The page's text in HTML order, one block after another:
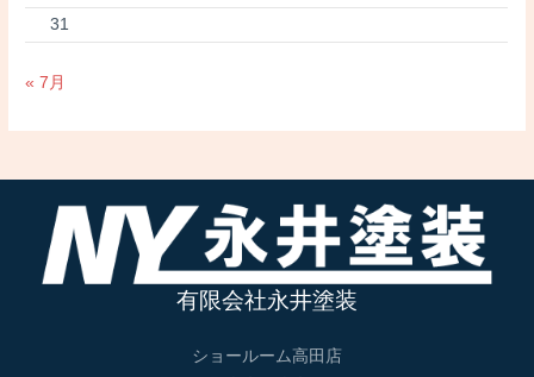
31
« 7月
有限会社永井塗装
ショールーム高田店